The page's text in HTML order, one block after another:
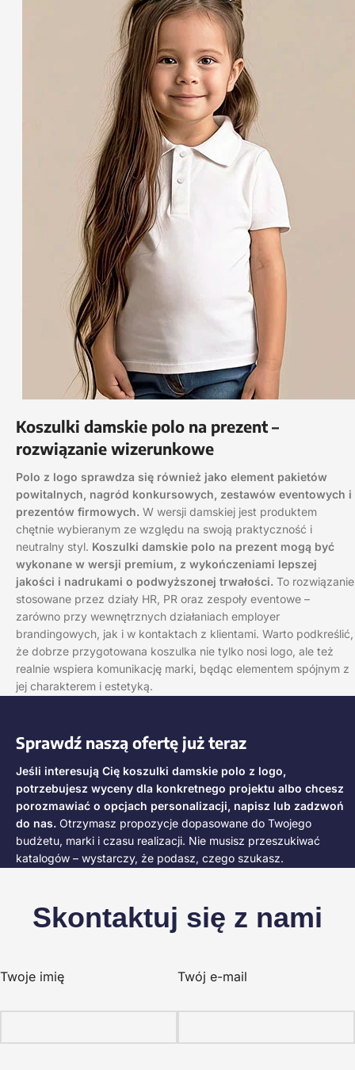
Koszulki damskie polo na prezent –
rozwiązanie wizerunkowe
Polo z logo sprawdza się również jako element pakietów
powitalnych, nagród konkursowych, zestawów eventowych i
prezentów firmowych. W wersji damskiej jest produktem
chętnie wybieranym ze względu na swoją praktyczność i
neutralny styl. Koszulki damskie polo na prezent mogą być
wykonane w wersji premium, z wykończeniami lepszej
jakości i nadrukami o podwyższonej trwałości. To rozwiązanie
stosowane przez działy HR, PR oraz zespoły eventowe –
zarówno przy wewnętrznych działaniach employer
brandingowych, jak i w kontaktach z klientami. Warto podkreślić,
że dobrze przygotowana koszulka nie tylko nosi logo, ale też
realnie wspiera komunikację marki, będąc elementem spójnym z
jej charakterem i estetyką.
Sprawdź naszą ofertę już teraz
Jeśli interesują Cię koszulki damskie polo z logo,
potrzebujesz wyceny dla konkretnego projektu albo chcesz
porozmawiać o opcjach personalizacji, napisz lub zadzwoń
do nas. Otrzymasz propozycje dopasowane do Twojego
budżetu, marki i czasu realizacji. Nie musisz przeszukiwać
katalogów – wystarczy, że podasz, czego szukasz.
Skontaktuj się z nami
Twoje imię Twój e-mail